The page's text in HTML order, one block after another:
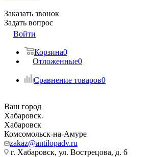
Заказать звонок
Задать вопрос
Войти
Корзина0
Отложенные0
Сравнение товаров0
Ваш город
Хабаровск
Хабаровск
Комсомольск-на-Амуре
zakaz@antilopadv.ru
г. Хабаровск, ул. Вострецова, д. 6